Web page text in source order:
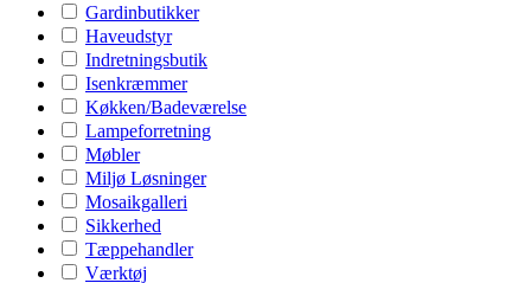
Gardinbutikker
Haveudstyr
Indretningsbutik
Isenkræmmer
Køkken/Badeværelse
Lampeforretning
Møbler
Miljø Løsninger
Mosaikgalleri
Sikkerhed
Tæppehandler
Værktøj